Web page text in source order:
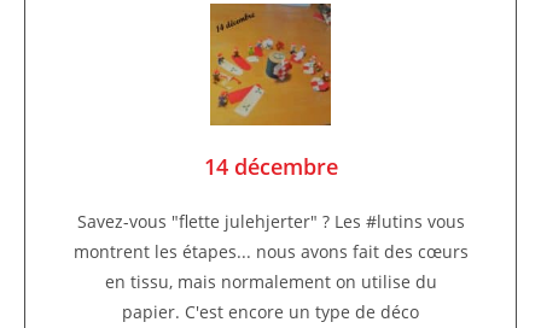
14 décembre
Savez-vous "flette julehjerter" ? Les #lutins vous
montrent les étapes... nous avons fait des cœurs
en tissu, mais normalement on utilise du
papier. C'est encore un type de déco